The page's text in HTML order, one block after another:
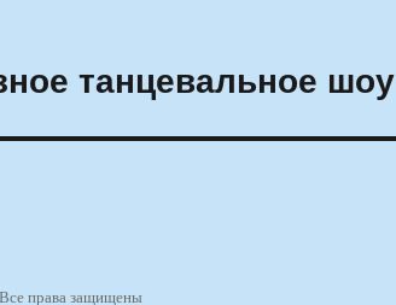
танцевальное шоу
права защищены